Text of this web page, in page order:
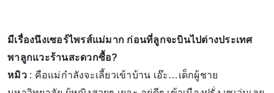
มีเรื่องนึงเซอร์ไพรส์แม่มาก ก่อนที่ลูกจะบินไปต่างประเทศ
พาลูกแวะร้านสะดวกซื้อ?
หมิว: คือแม่กำลังจะเลี้ยวเข้าบ้าน เอ๊ะ…เด็กผู้ชาย